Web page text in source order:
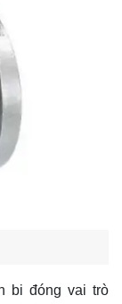
bi đóng vai trò